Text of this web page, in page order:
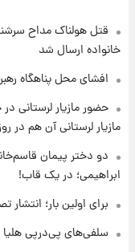
۱۹ ساعت پیش
برای اولین
۱۹ ساعت پیش
تصاویر
۲۱ ساعت پیش
افشای محل
تلویزیون/
مداح سرشناس پس از
شد
محل پناهگاه‌ رهبر شهید روی
لرستانی در ختم اکبر
آن هم در روز روشن
پیمان قاسم‌خانی، یکی از
در یک قاب!
بار؛ انتشار تصاویری از
پی‌درپی هلیا امامی در